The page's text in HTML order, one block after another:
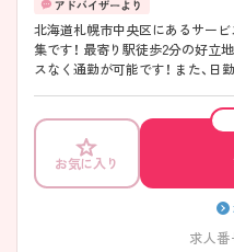
北海道札幌市中央区にあるサー
集です！ 最寄り駅徒歩2分の好立
スなく通勤が可能です！ また、日
ントをお伝えしますので、お気
お気に入り
求人